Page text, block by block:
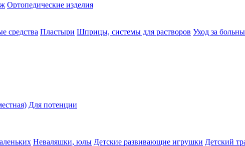
Ортопедические изделия
средства Пластыри Шприцы, системы для растворов Уход за
Для потенции
Неваляшки, юлы Детские развивающие игрушки Детский